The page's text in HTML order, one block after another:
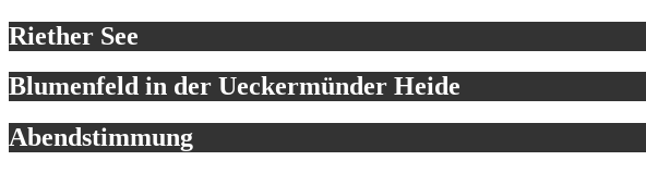
Riether See
Blumenfeld in der Ueckermünder Heide
Abendstimmung